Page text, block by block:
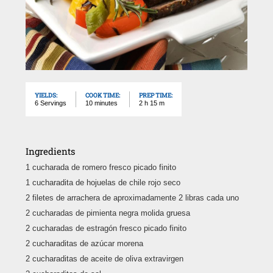
YIELDS:
6 Servings
COOK TIME:
10 minutes
PREP TIME:
2 h 15 m
Ingredients
1 cucharada de romero fresco picado finito
1 cucharadita de hojuelas de chile rojo seco
2 filetes de arrachera de aproximadamente 2 libras cada uno
2 cucharadas de pimienta negra molida gruesa
2 cucharadas de estragón fresco picado finito
2 cucharaditas de azúcar morena
2 cucharaditas de aceite de oliva extravirgen